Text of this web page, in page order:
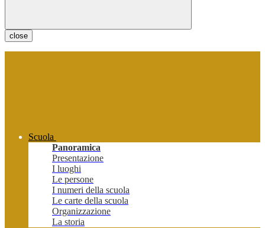
close
Scuola
Panoramica
Presentazione
I luoghi
Le persone
I numeri della scuola
Le carte della scuola
Organizzazione
La storia